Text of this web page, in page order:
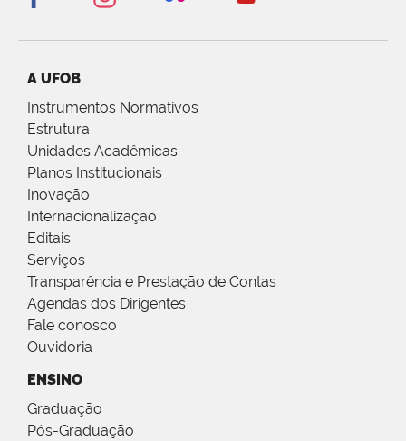
A UFOB
Instrumentos Normativos
Estrutura
Unidades Acadêmicas
Planos Institucionais
Inovação
Internacionalização
Editais
Serviços
Transparência e Prestação de Contas
Agendas dos Dirigentes
Fale conosco
Ouvidoria
ENSINO
Graduação
Pós-Graduação